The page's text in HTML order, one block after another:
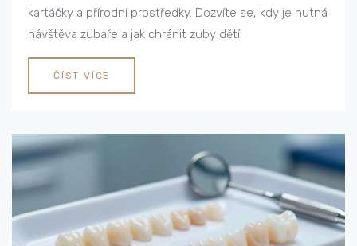
kartáčky a přírodní prostředky. Dozvíte se, kdy je nutná
návštěva zubaře a jak chránit zuby dětí.
ČÍST VÍCE